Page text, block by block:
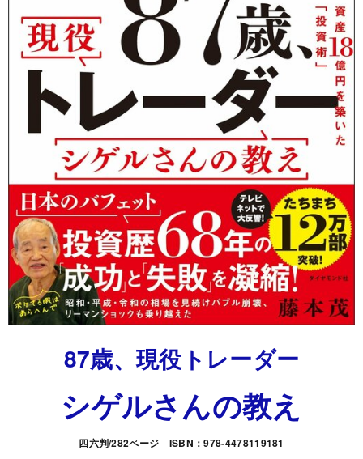
87歳、現役トレーダー
シゲルさんの教え
四六判/282ページ ISBN：978-4478119181